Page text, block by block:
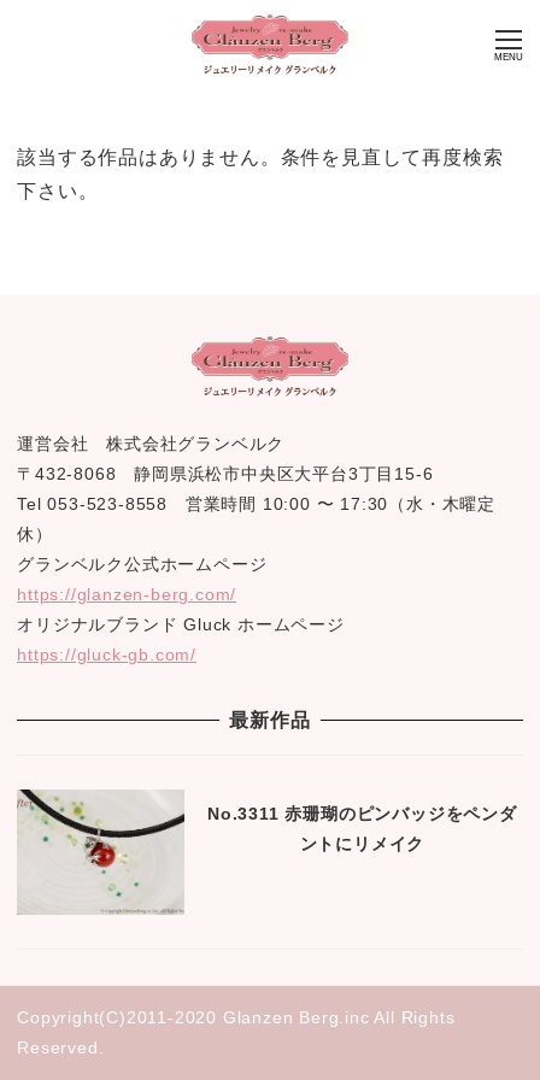
MENU
該当する作品はありません。条件を見直して再度検索
下さい。
運営会社 株式会社グランベルク
〒432-8068 静岡県浜松市中央区大平台3丁目15-6
Tel 053-523-8558 営業時間 10:00 〜 17:30（水・木曜定
休）
グランベルク公式ホームページ
https://glanzen-berg.com/
オリジナルブランド Gluck ホームページ
https://gluck-gb.com/
最新作品
No.3311 赤珊瑚のピンバッジをペンダ
ントにリメイク
Copyright(C)2011-2020 Glanzen Berg.inc All Rights
Reserved.